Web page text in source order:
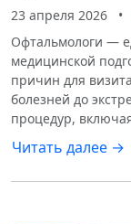
23 апреля 2026 •
Офтальмологи —
медицинской
причин для
болезней до
процедур,
Читать далее →